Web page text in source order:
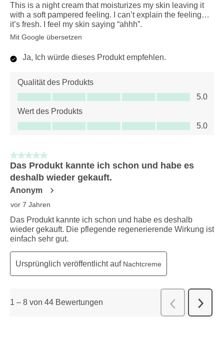
This is a night cream that moisturizes my skin leaving it
with a soft pampered feeling. I can’t explain the feeling…
it’s fresh. I feel my skin saying “ahhh”.
Mit Google übersetzen
Ja, Ich würde dieses Produkt empfehlen.
Qualität des Produkts
Qualität des Produkts, 5.0 von 5
5.0
Wert des Produkts
Wert des Produkts, 5.0 von 5
5.0
5 von 5 Sternen.
Das Produkt kannte ich schon und habe es
deshalb wieder gekauft.
Anonym
vor 7 Jahren
Das Produkt kannte ich schon und habe es deshalb
wieder gekauft. Die pflegende regenerierende Wirkung ist
einfach sehr gut.
Ursprünglich veröffentlicht auf Nachtcreme
1 – 8 von 44 Bewertungen Zurück
Weiter